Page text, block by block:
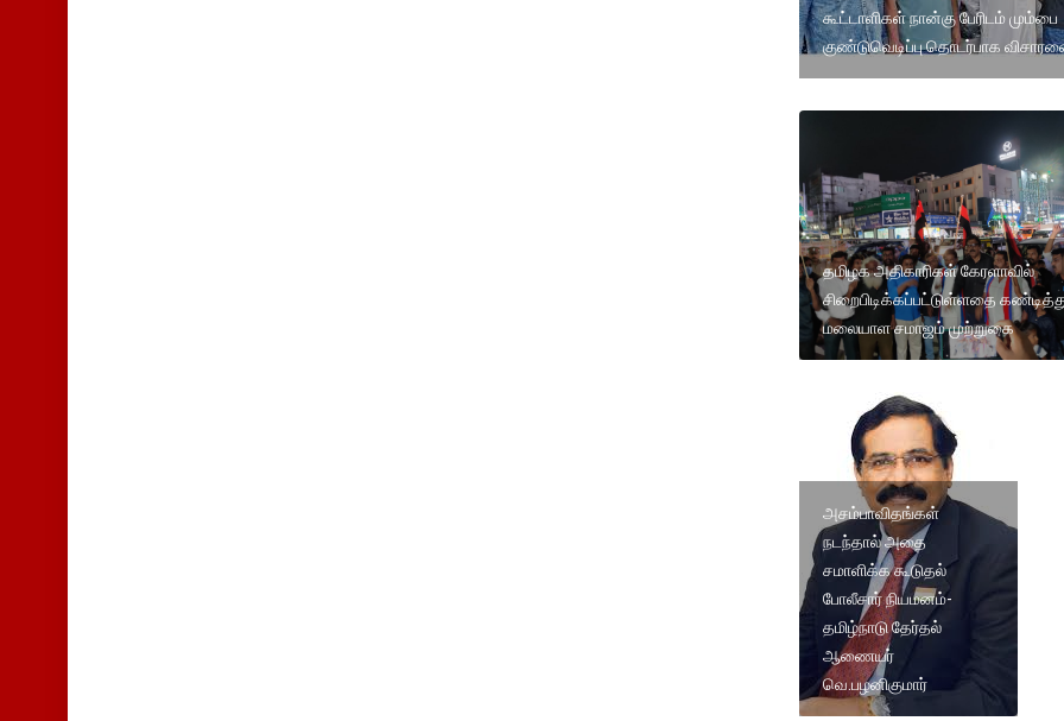
கூட்டாளிகள் நான்கு பேரிடம் மும்பை
குண்டுவெடிப்பு தொடர்பாக
தமிழக அதிகாரிகள் கேரளாவில்
சிறைபிடிக்கப்பட்டுள்ளதை
மலையாள சமாஜம் முற்றுகை
அசம்பாவிதங்கள்
நடந்தால் அதை
சமாளிக்க கூடுதல்
போலீசார் நியமனம்-
தமிழ்நாடு தேர்தல்
ஆணையர்
வெ.பழனிகுமார்